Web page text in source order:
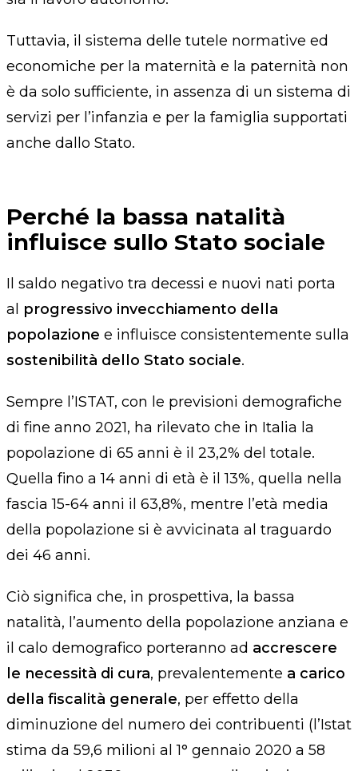
Tuttavia, il sistema delle tutele normative ed
economiche per la maternità e la paternità non
è da solo sufficiente, in assenza di un sistema di
servizi per l’infanzia e per la famiglia supportati
anche dallo Stato.
Perché la bassa natalità
influisce sullo Stato sociale
Il saldo negativo tra decessi e nuovi nati porta
al progressivo invecchiamento della
popolazione e influisce consistentemente sulla
sostenibilità dello Stato sociale.
Sempre l’ISTAT, con le previsioni demografiche
di fine anno 2021, ha rilevato che in Italia la
popolazione di 65 anni è il 23,2% del totale.
Quella fino a 14 anni di età è il 13%, quella nella
fascia 15-64 anni il 63,8%, mentre l’età media
della popolazione si è avvicinata al traguardo
dei 46 anni.
Ciò significa che, in prospettiva, la bassa
natalità, l’aumento della popolazione anziana e
il calo demografico porteranno ad accrescere
le necessità di cura, prevalentemente a carico
della fiscalità generale, per effetto della
diminuzione del numero dei contribuenti (l’Istat
stima da 59,6 milioni al 1° gennaio 2020 a 58